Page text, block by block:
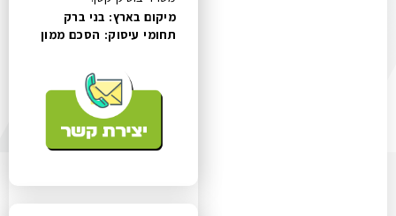
מיקום בארץ: בני ברק
תחומי עיסוק: הסכם ממון